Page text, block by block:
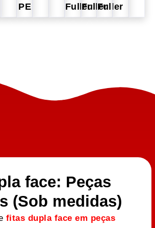
PE
FullerFullerFuller
face: Peças
(Sob medidas)
fitas dupla face em peças